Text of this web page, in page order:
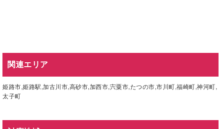
関連エリア
姫路市,姫路駅,加古川市,高砂市,加西市,宍粟市,たつの市,市川町,福崎町,神河町,
太子町